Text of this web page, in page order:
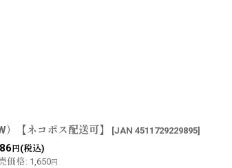
【ネコポス配送可】 [JAN 4511729229895]
円(税込)
価格: 1,650円